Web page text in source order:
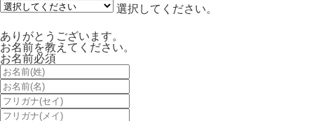
選択してください。
ありがとうございます。
お名前を教えてください。
お名前必須